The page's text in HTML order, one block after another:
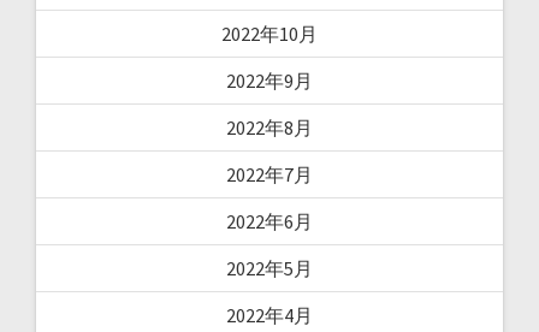
2022年10月
2022年9月
2022年8月
2022年7月
2022年6月
2022年5月
2022年4月